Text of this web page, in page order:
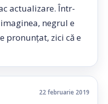
actualizare. Într-
negrul e
pronunțat, zici că e
22 februarie 2019